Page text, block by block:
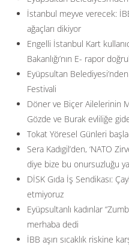
İstanbul meyve verecek:
ağaçları dikiyor
Engelli İstanbul Kart
Bakanlığı’nın E- rapor
Eyüpsultan
Festivali
Döner ve Biçer Ailelerinin
Gözde ve Burak evliliğe
Tokat Yöresel Günleri
Sera Kadıgil’den, ‘NATO
diye bize bu onursuzluğu
DİSK Gıda İş Sendikası:
etmiyoruz
Eyüpsultanlı kadınlar
merhaba dedi
İBB aşırı sıcaklık riskine